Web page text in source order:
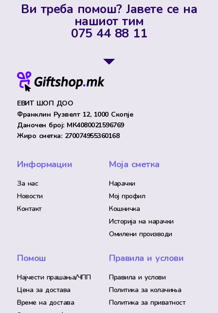
Ви треба помош? Јавете се на
нашиот тим
075 44 88 11
ЕВИТ ШОП ДОО
Франклин Рузвелт 12, 1000 Скопје
Даночен број: МК4080021596769
Жиро сметка: 270074955360168
Информации
За нас
Новости
Контакт
Моја сметка
Нарачки
Мој профил
Кошничка
Историја на нарачки
Омилени производи
Помош
Најчести прашања/ЧПП
Цена за достава
Време на достава
Правила и услови
Правила и услови
Политика за колачиња
Политика за приватност